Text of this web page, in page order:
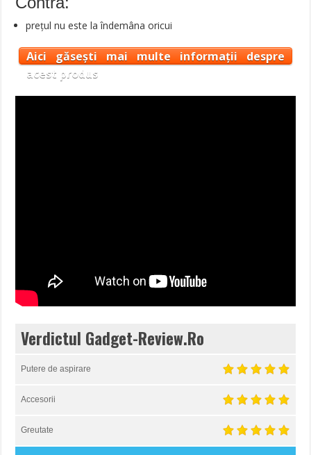
prețul nu este la îndemâna oricui
Aici găsești mai multe informații despre
acest produs
Verdictul Gadget-Review.Ro
Putere de aspirare
Accesorii
Greutate